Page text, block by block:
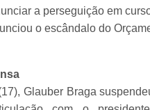
a perseguição em
o escândalo do
Glauber Braga